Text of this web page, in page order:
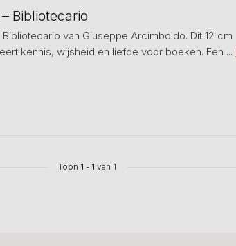
Bibliotecario
van Giuseppe Arcimboldo. Dit 12 cm
kennis, wijsheid en liefde voor boeken. Een ...
Toon 1 - 1 van 1